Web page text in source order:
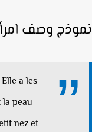
وصف
Elle a les
la peau
nez et